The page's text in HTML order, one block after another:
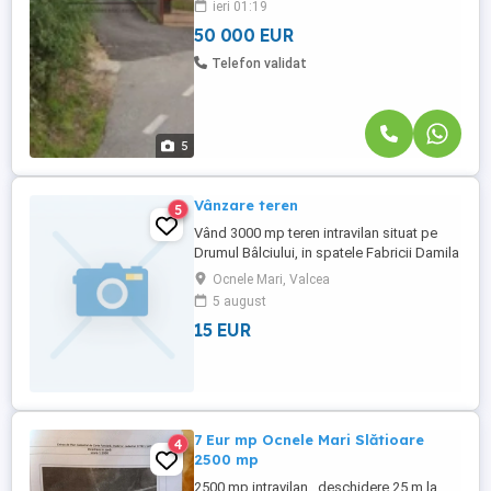
5
Categorie de folosință Pășune, Pădure
Deschidere: 36 ...
ieri 01:19
50 000 EUR
Telefon validat
5 Vânzare teren
Vând 3000 mp teren intravilan situat pe
Drumul Bâlciului, in spatele Fabricii Damila
Ramnicu Valcea
Ocnele Mari, Valcea
5 august
15 EUR
4
7 Eur mp Ocnele Mari Slătioare
2500 mp
2500 mp intravilan , deschidere 25 m la